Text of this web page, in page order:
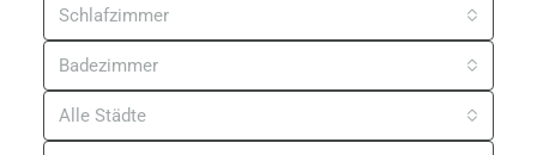
Schlafzimmer
Badezimmer
Alle Städte